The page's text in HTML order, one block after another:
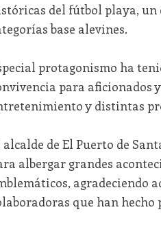
del fútbol playa, un
base alevines.
protagonismo ha
para aficionados
y distintas
alcalde de El Puerto de
albergar grandes
agradeciendo
que han hecho